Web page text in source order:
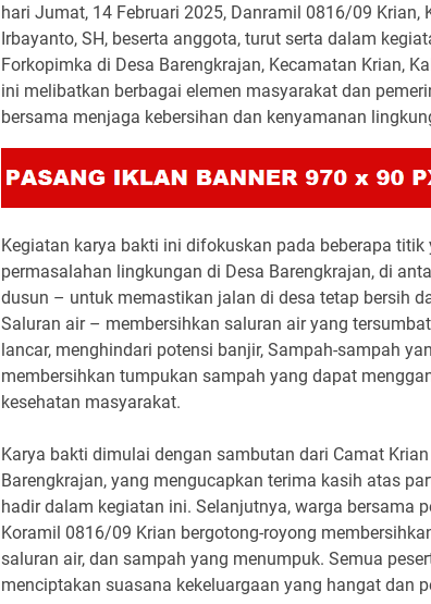
hari Jumat, 14 Februari 2025, Danramil 0816/09 Krian,
Irbayanto, SH, beserta anggota, turut serta dalam
Forkopimka di Desa Barengkrajan, Kecamatan Krian,
ini melibatkan berbagai elemen masyarakat dan
bersama menjaga kebersihan dan kenyamanan
Kegiatan karya bakti ini difokuskan pada beberapa
permasalahan lingkungan di Desa Barengkrajan, di
dusun – untuk memastikan jalan di desa tetap bersih
Saluran air – membersihkan saluran air yang
lancar, menghindari potensi banjir, Sampah-sampah
membersihkan tumpukan sampah yang dapat
kesehatan masyarakat.
Karya bakti dimulai dengan sambutan dari Camat
Barengkrajan, yang mengucapkan terima kasih atas
hadir dalam kegiatan ini. Selanjutnya, warga bersama
Koramil 0816/09 Krian bergotong-royong
saluran air, dan sampah yang menumpuk. Semua
menciptakan suasana kekeluargaan yang hangat dan